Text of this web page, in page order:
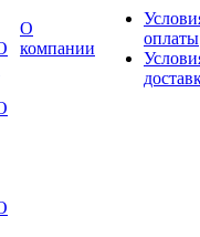
О
компании
оплаты